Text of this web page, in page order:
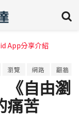
App分享介紹
瀏覽 網路 翻牆
自由瀏
痛苦